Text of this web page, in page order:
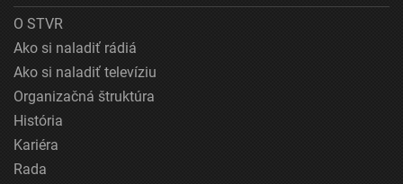
O STVR
Ako si naladiť rádiá
Ako si naladiť televíziu
Organizačná štruktúra
História
Kariéra
Rada